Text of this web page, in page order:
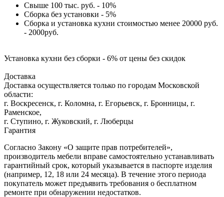
Свыше 100 тыс. руб. - 10%
Сборка без установки - 5%
Сборка и установка кухни стоимостью менее 20000 руб.
- 2000руб.
Установка кухни без сборки - 6% от цены без скидок
Доставка
Доставка осуществляется только по городам Московской
области:
г. Воскресенск, г. Коломна, г. Егорьевск, г. Бронницы, г.
Раменское,
г. Ступино, г. Жуковский, г. Люберцы
Гарантия
Согласно Закону «О защите прав потребителей»,
производитель мебели вправе самостоятельно устанавливать
гарантийный срок, который указывается в паспорте изделия
(например, 12, 18 или 24 месяца). В течение этого периода
покупатель может предъявить требования о бесплатном
ремонте при обнаружении недостатков.